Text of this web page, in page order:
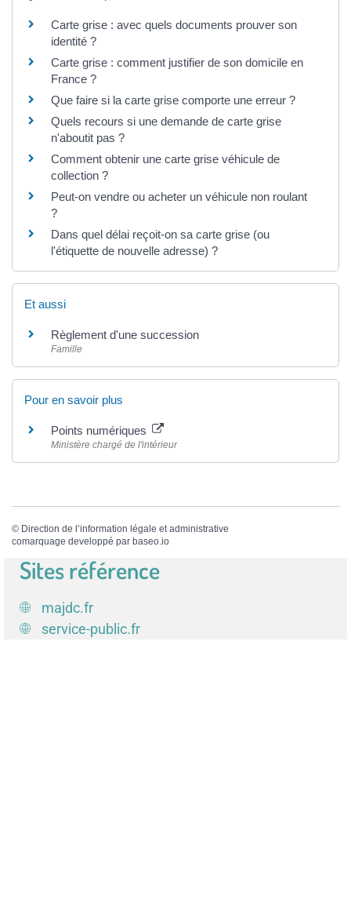
Carte grise : avec quels documents prouver son
identité ?
Carte grise : comment justifier de son domicile en
France ?
Que faire si la carte grise comporte une erreur ?
Quels recours si une demande de carte grise
n'aboutit pas ?
Comment obtenir une carte grise véhicule de
collection ?
Peut-on vendre ou acheter un véhicule non roulant
?
Dans quel délai reçoit-on sa carte grise (ou
l'étiquette de nouvelle adresse) ?
Et aussi
Règlement d'une succession
Famille
Pour en savoir plus
Points numériques
Ministère chargé de l'intérieur
© Direction de l’information légale et administrative
comarquage developpé par baseo.io
Sites référence
majdc.fr
service-public.fr